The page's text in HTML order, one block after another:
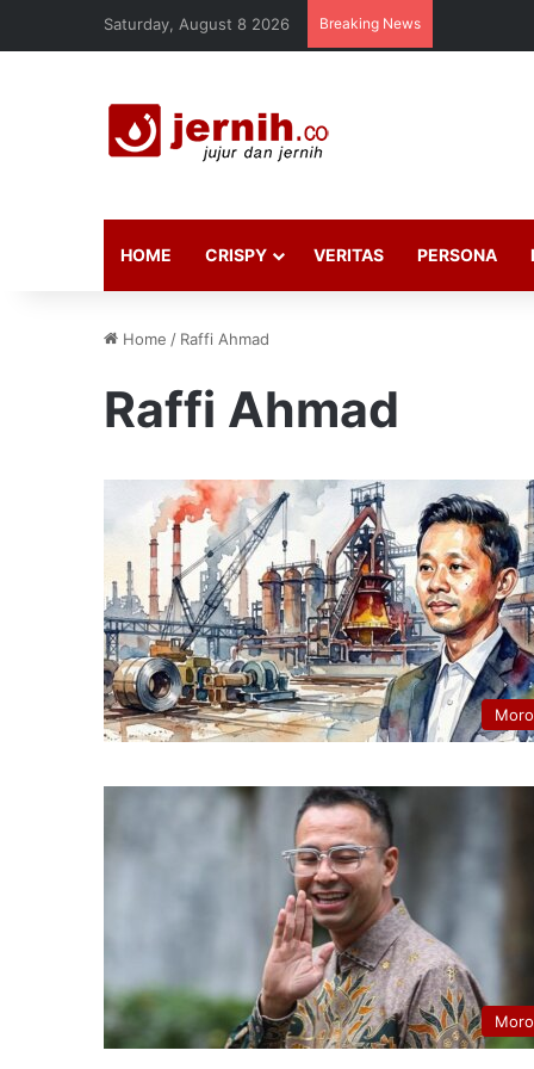
Saturday, August 8 2026 Breaking News
HOME CRISPY VERITAS PERSONA
Home / Raffi Ahmad
Raffi Ahmad